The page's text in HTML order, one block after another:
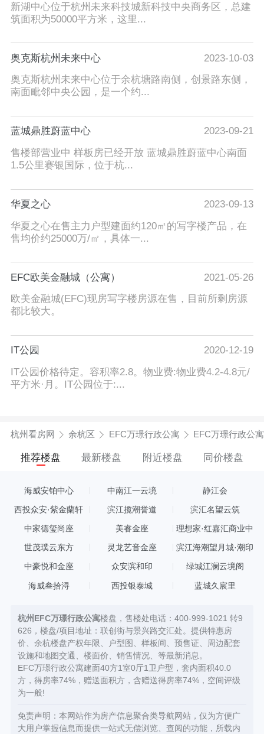
新湖中心位于杭州未来科技城新科技中央商务区，总建
筑面积为50000平方米，这里...
奥克斯杭州未来中心
2023-10-03
奥克斯杭州未来中心位于余杭塘路南侧，创景路东侧，
南面毗邻中央公园，是一个约...
蓝城鼎胜蔚蓝中心
2023-09-21
售楼部营业中 样板房已经开放 蓝城鼎胜蔚蓝中心南面
1.5公里赛银国际，位于杭...
华夏之心
2023-09-13
华夏之心在售主力户型建面约120㎡的写字楼产品，在
售均价约25000万/㎡，具体一...
EFC欧美金融城（公寓）
2021-05-26
欧美金融城(EFC)现房写字楼房源在售，目前所剩房源
都比较大。
IT公园
2020-12-19
IT公园价格待定。容积率2.8。物业费:物业费4.2-4.8元/
平方米·月。IT公园位于:...
杭州看房网 余杭区 EFC万璟行政公寓 EFC万璟行政公
推荐楼盘 最新楼盘 附近楼盘 同价楼盘
海威安铂中心 中南江一云境 静江会
西投众安·紫金蘭轩 滨江揽潮誉道 滨汇名望云筑
中家德玺尚座 美睿金座
理想家·红嘉汇商业中
世茂璞云东方 灵龙艺音金座 滨江海潮望月城·潮印
中豪悦和金座 众安滨和印 绿城江澜云境阁
海威叁拾浔 西投银泰城 蓝城久宸里
杭州EFC万璟行政公寓楼盘，售楼处电话：400-999-1021 转9
626，楼盘/项目地址：联创街与景兴路交汇处。提供特惠房
价、余杭楼盘产权年限、户型图、样板间、预售证、周边配套
设施和地图交通、楼面价、销售情况、等最新消息。
EFC万璟行政公寓建面40方1室0厅1卫户型，套内面积40.0
方，得房率74%，赠送面积方，含赠送得房率74%，空间评级
为一般!
免责声明：本网站作为房产信息聚合类导航网站，仅为方便广
大用户掌握信息而提供一站式无偿浏览、查阅的功能，所载内